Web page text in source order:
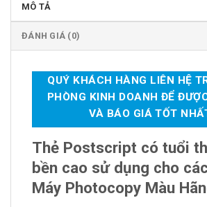
MÔ TẢ
ĐÁNH GIÁ (0)
QUÝ KHÁCH HÀNG LIÊN HỆ
PHÒNG KINH DOANH ĐỂ
VÀ BÁO GIÁ TỐT
Thẻ Postscript có tuổi
bền cao sử dụng cho
Máy Photocopy Màu